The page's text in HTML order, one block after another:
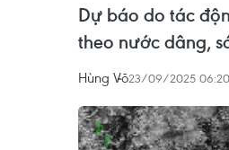
Dự báo do tác
theo nước dâng,
Hùng Võ23/09/2025 06:20